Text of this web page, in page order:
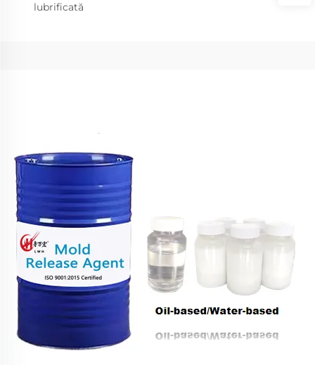
lubrificată